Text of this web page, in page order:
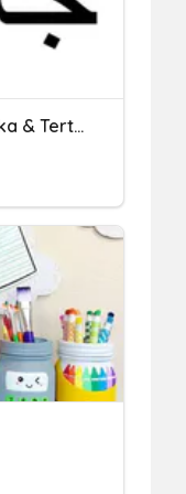
Jawi Suku Kata Terbuka & Tertutup